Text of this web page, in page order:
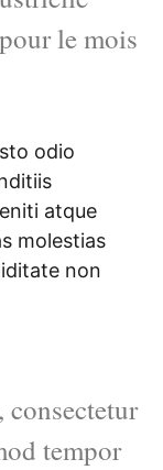
le mois
odio
atque
molestias
non
tempor